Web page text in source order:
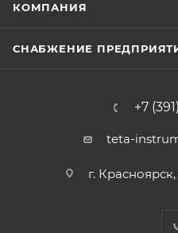
КОМПАНИЯ
СНАБЖЕНИЕ
+7
teta-
г.